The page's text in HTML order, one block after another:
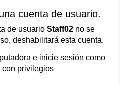
cuenta de usuario.
de usuarioStaff02 no se
deshabilitará esta cuenta.
e inicie sesión como
con privilegios